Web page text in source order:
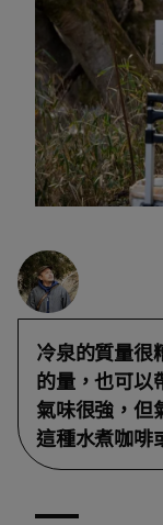
冷泉的質量很
的量，也可以
氣味很強，但
這種水煮咖啡